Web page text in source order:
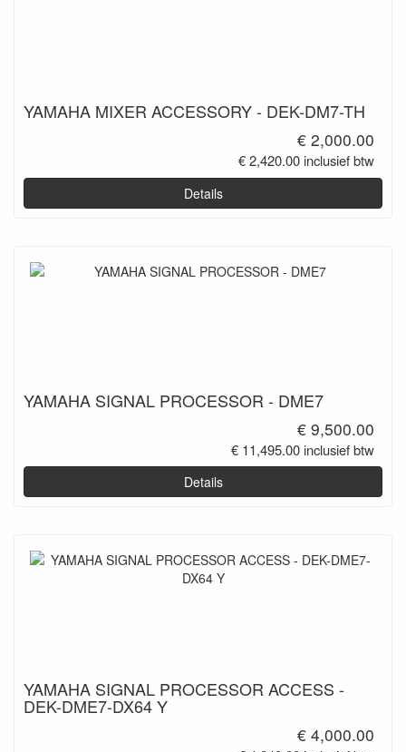
YAMAHA MIXER ACCESSORY - DEK-DM7-TH
€ 2,000.00
€ 2,420.00 inclusief btw
Details
YAMAHA SIGNAL PROCESSOR - DME7
€ 9,500.00
€ 11,495.00 inclusief btw
Details
YAMAHA SIGNAL PROCESSOR ACCESS -
DEK-DME7-DX64 Y
€ 4,000.00